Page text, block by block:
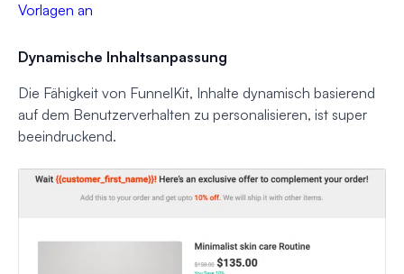
Vorlagen an
Dynamische Inhaltsanpassung
Die Fähigkeit von FunnelKit, Inhalte dynamisch basierend
auf dem Benutzerverhalten zu personalisieren, ist super
beeindruckend.